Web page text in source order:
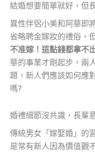
結婚想要簡單就好，但
異性伴侶小美和阿華即
省略聘金嫁妝的禮俗，
不准嫁！這點錢都拿不
華的事業才剛起步，兩
題，新人們應該如何應
嗎?
婚禮細節沒共識，長輩
傳統男女「嫁娶婚」的
是常有新人因為價值觀